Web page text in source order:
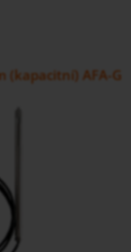
(kapacitní) AFA-G